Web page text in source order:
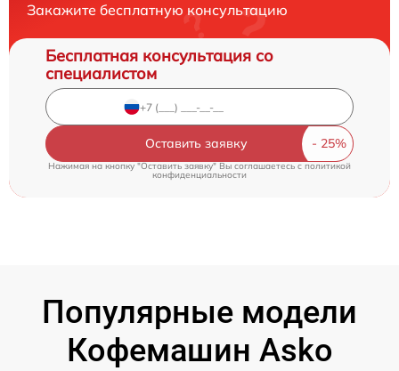
Закажите бесплатную консультацию
Бесплатная консультация со
специалистом
Оставить заявку
Нажимая на кнопку "Оставить заявку" Вы соглашаетесь c политикой
конфиденциальности
Популярные модели
Кофемашин Asko